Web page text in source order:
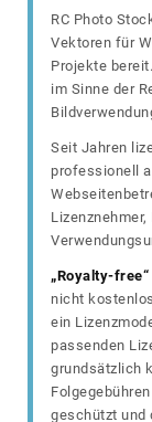
RC Photo
Vektoren für
Projekte
im Sinne der
Seit Jahren
professionell
„Royalty-
nicht
ein
passenden
grundsätzlich
geschützt und